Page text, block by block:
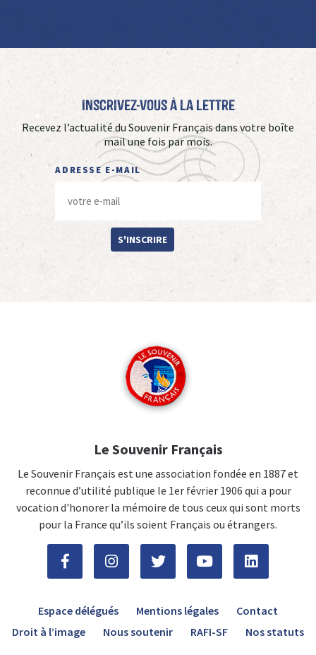
Inscrivez-vous à La Lettre
Recevez l’actualité du Souvenir Français dans votre boîte
mail une fois par mois.
ADRESSE E-MAIL
S'INSCRIRE
Le Souvenir Français
Le Souvenir Français est une association fondée en 1887 et
reconnue d’utilité publique le 1er février 1906 qui a pour
vocation d'honorer la mémoire de tous ceux qui sont morts
pour la France qu’ils soient Français ou étrangers.
Espace délégués Mentions légales
Contact
Droit à l’image
Nous soutenir RAFI-SF Nos statuts